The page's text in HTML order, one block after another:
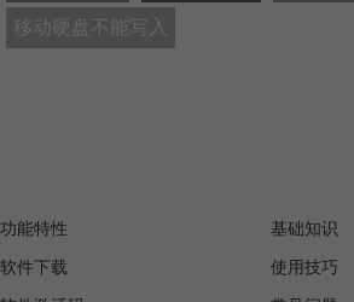
移动硬盘不能写入
功能特性
软件下载
基础知识
使用技巧